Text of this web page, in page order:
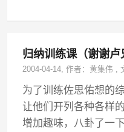
归纳训练课（谢谢卢
2004-04-14, 作者：黄集伟 ,
为了训练佐思佑想的
让他们开列各种各样
增加趣味，八卦了一